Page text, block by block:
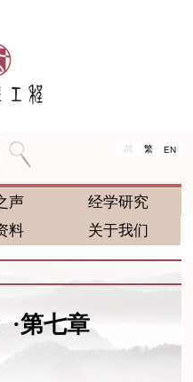
简 繁 EN
声
经学研究
料 关于我们
·第七章